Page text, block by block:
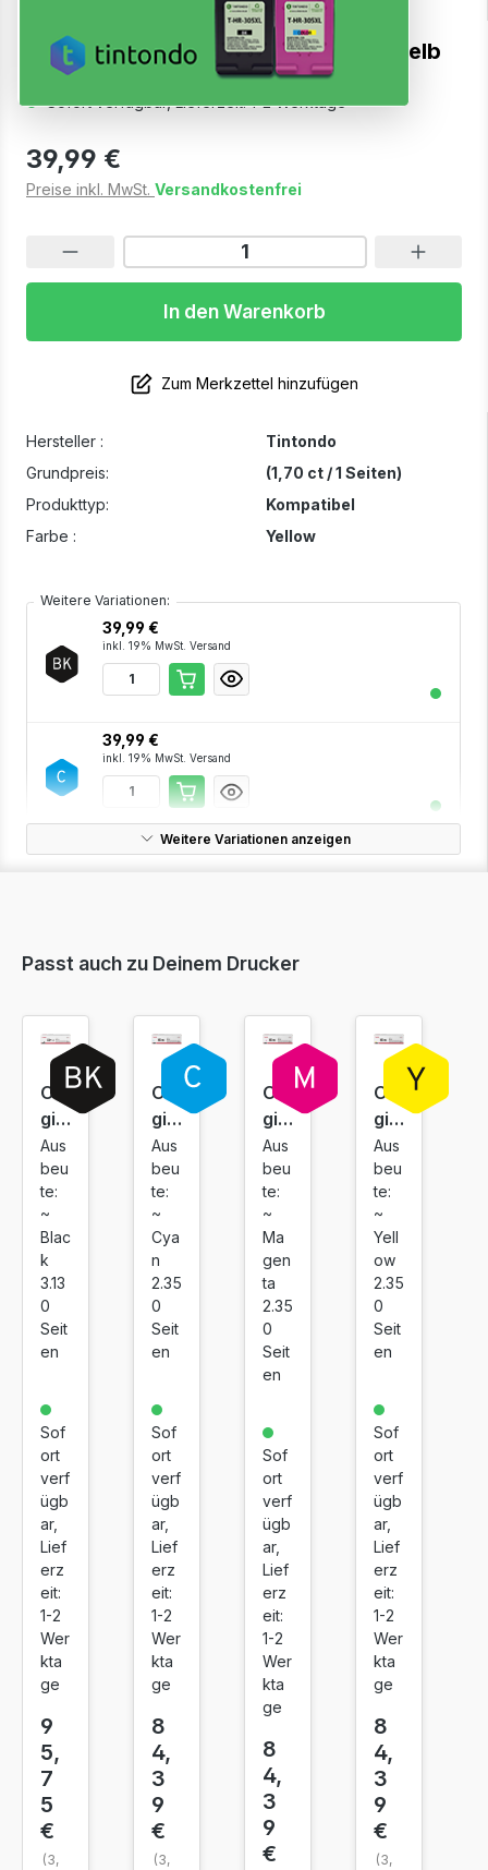
Hersteller :
Tintondo
Grundpreis:
(1,70 ct / 1 Seiten)
Produkttyp:
Kompatibel
Farbe :
Yellow
Weitere Variationen:
39,99 €
inkl. 19% MwSt. Versand
39,99 €
inkl. 19% MwSt. Versand
38,99 €
127,49 €
Weitere Variationen anzeigen
Toner kompatibel für Canon 067H Gelb
Sofort verfügbar, Lieferzeit: 1-2 Werktage
39,99 €
Preise inkl. MwSt. Versandkostenfrei
In den Warenkorb
Zum Merkzettel hinzufügen
Passt auch zu Deinem Drucker
Ori
gin
al
Ca
no
n
To
ner
CR
G
06
Bla
ck
Aus
beu
te:
~
Blac
k
3.13
0
Seit
en
Sof
ort
verf
ügb
ar,
Lief
erz
eit:
1-2
Wer
kta
ge
9
5,
7
5
€
(3,
Ori
gin
al
Ca
no
n
To
ner
CR
G
06
Cy
an
Aus
beu
te:
~
Cya
n
2.35
0
Seit
en
Sof
ort
verf
ügb
ar,
Lief
erz
eit:
1-2
Wer
kta
ge
8
4,
3
9
€
(3,
Ori
gin
al
Ca
no
n
To
ner
CR
G
06
7H
ge
nta
Aus
beu
te:
~
Ma
gen
ta
2.35
0
Seit
en
Sof
ort
verf
ügb
ar,
Lief
erz
eit:
1-2
Wer
kta
ge
8
4,
3
9
€
Ori
gin
al
Ca
no
n
To
ner
CR
G
06
Yell
ow
Aus
beu
te:
~
Yell
ow
2.35
0
Seit
en
Sof
ort
verf
ügb
ar,
Lief
erz
eit:
1-2
Wer
kta
ge
8
4,
3
9
€
(3,